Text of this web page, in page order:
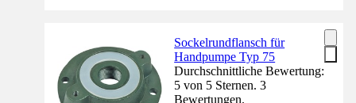
Sockelrundflansch für
Handpumpe Typ 75
Durchschnittliche Bewertung:
5 von 5 Sternen. 3
Bewertungen.